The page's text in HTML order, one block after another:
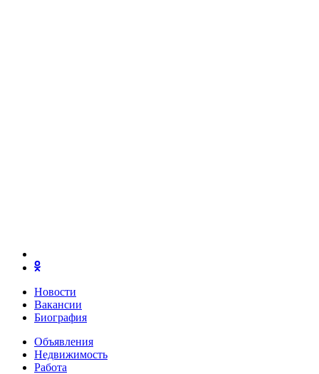
Новости
Вакансии
Биография
Объявления
Недвижимость
Работа